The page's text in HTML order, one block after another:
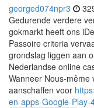
georged074npr3
Gedurende verdere
gokmarkt heeft ons
Passoire criteria
grondslag liggen aan
Nederlandse online
Wanneer Nous-même
aanschaffen voor
en-apps-Google-Play-